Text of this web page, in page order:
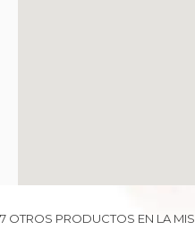
7 OTROS PRODUCTOS EN LA